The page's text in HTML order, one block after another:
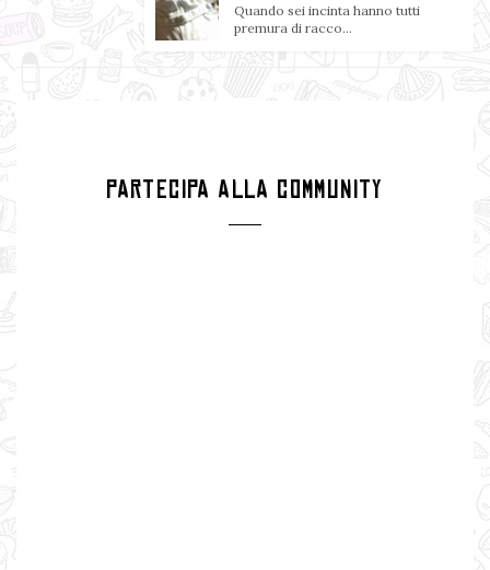
Quando sei incinta hanno tutti
premura di racco...
PARTECIPA ALLA COMMUNITY